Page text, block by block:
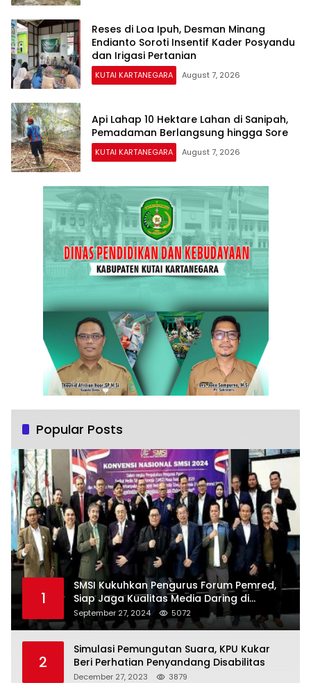
Reses di Loa Ipuh, Desman Minang
Endianto Soroti Insentif Kader Posyandu
dan Irigasi Pertanian
KUTAI KARTANEGARA August 7, 2026
Api Lahap 10 Hektare Lahan di Sanipah,
Pemadaman Berlangsung hingga Sore
KUTAI KARTANEGARA August 7, 2026
Popular Posts
1
SMSI Kukuhkan Pengurus Forum Pemred,
Siap Jaga Kualitas Media Daring di
Indonesia
September 27, 2024 5072
2
Simulasi Pemungutan Suara, KPU Kukar
Beri Perhatian Penyandang Disabilitas
December 27, 2023 3879